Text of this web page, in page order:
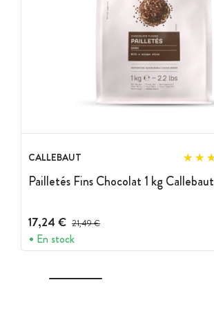
CALLEBAUT
Pailletés Fins Chocolat 1 kg Callebaut
17,24 € Prix avant réduction :
21,49 €
En stock